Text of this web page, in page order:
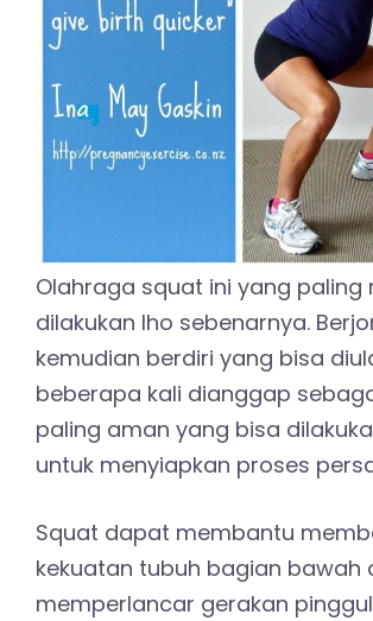
Olahraga squat ini yang paling
dilakukan lho sebenarnya.
kemudian berdiri yang bisa
beberapa kali dianggap
paling aman yang bisa
untuk menyiapkan proses
Squat dapat membantu
kekuatan tubuh bagian bawah
memperlancar gerakan